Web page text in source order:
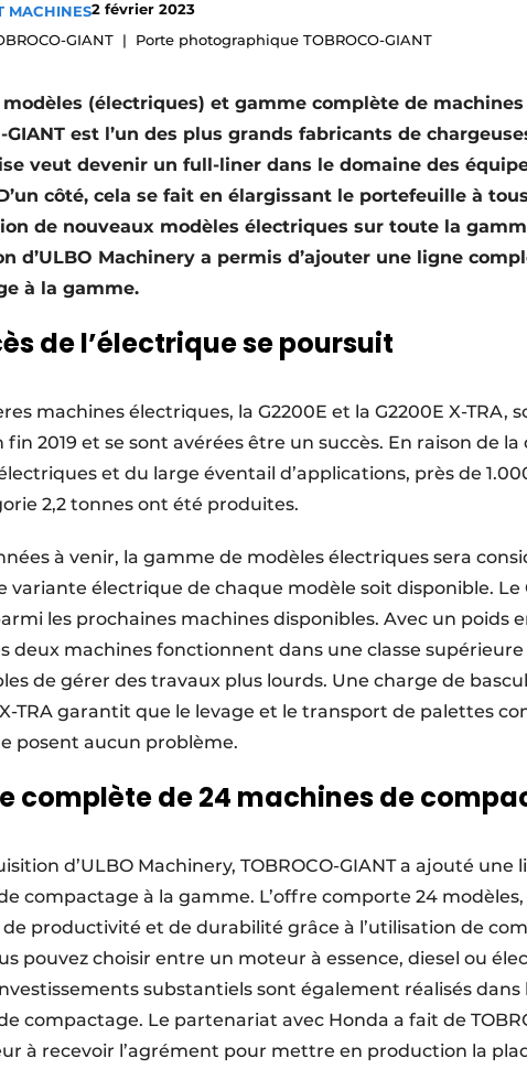
et conditions
MACHINES2 février 2023
GIANT
Porte photographique TOBROCO-GIANT
modèles (électriques) et gamme complète de
GIANT est l’un des plus grands fabricants de
veut devenir un full-liner dans le domaine des
côté, cela se fait en élargissant le portefeuille à
de nouveaux modèles électriques sur toute la
d’ULBO Machinery a permis d’ajouter une ligne
à la gamme.
de l’électrique se poursuit
machines électriques, la G2200E et la G2200E X-TRA,
2019 et se sont avérées être un succès. En raison de
et du large éventail d’applications, près de
2,2 tonnes ont été produites.
à venir, la gamme de modèles électriques sera
variante électrique de chaque modèle soit disponible. Le
les prochaines machines disponibles. Avec un poids
deux machines fonctionnent dans une classe supérieure
de gérer des travaux plus lourds. Une charge de
X-TRA garantit que le levage et le transport de palettes
posent aucun problème.
complète de 24 machines de
d’ULBO Machinery, TOBROCO-GIANT a ajouté
compactage à la gamme. L’offre comporte 24
productivité et de durabilité grâce à l’utilisation de
pouvez choisir entre un moteur à essence, diesel ou
substantiels sont également réalisés dans
compactage. Le partenariat avec Honda a fait de
à recevoir l’agrément pour mettre en production la